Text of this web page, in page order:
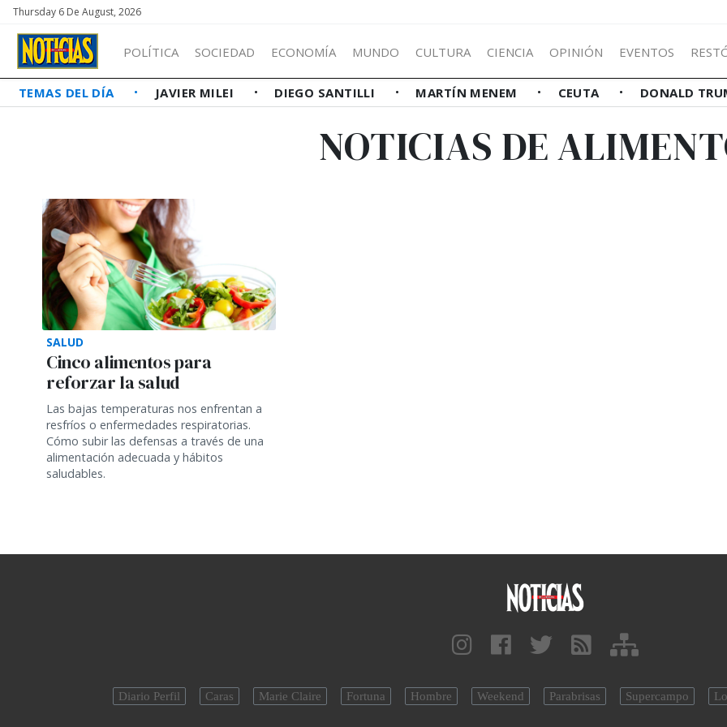
Thursday 6 De August, 2026
POLÍTICA SOCIEDAD ECONOMÍA MUNDO CULTURA CIENCIA OPINIÓN EVENTOS
TEMAS DEL DÍA JAVIER MILEI DIEGO SANTILLI MARTÍN MENEM CEUTA DONALD
NOTICIAS DE
SALUD
Cinco alimentos para
reforzar la salud
Las bajas temperaturas nos enfrentan a
resfríos o enfermedades respiratorias.
Cómo subir las defensas a través de una
alimentación adecuada y hábitos
saludables.
Diario Perfil Caras Marie Claire Fortuna Hombre Weekend Parabrisas Supercampo